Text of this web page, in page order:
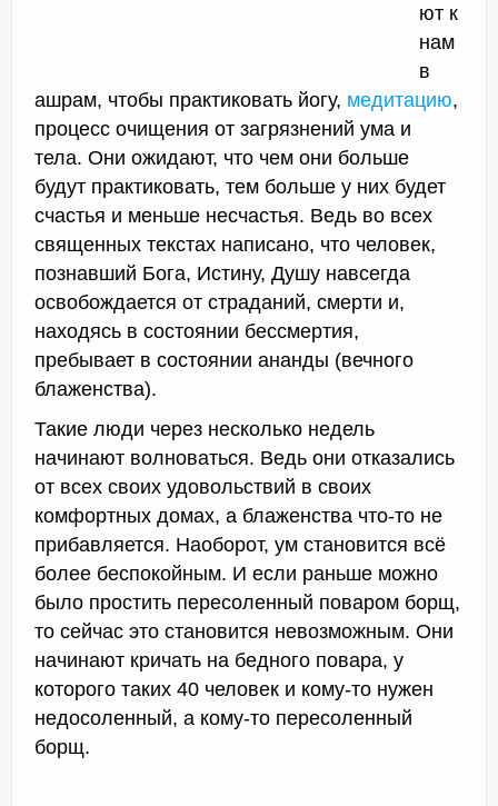
ют к
нам
в
ашрам, чтобы практиковать йогу, медитацию,
процесс очищения от загрязнений ума и
тела. Они ожидают, что чем они больше
будут практиковать, тем больше у них будет
счастья и меньше несчастья. Ведь во всех
священных текстах написано, что человек,
познавший Бога, Истину, Душу навсегда
освобождается от страданий, смерти и,
находясь в состоянии бессмертия,
пребывает в состоянии ананды (вечного
блаженства).
Такие люди через несколько недель
начинают волноваться. Ведь они отказались
от всех своих удовольствий в своих
комфортных домах, а блаженства что-то не
прибавляется. Наоборот, ум становится всё
более беспокойным. И если раньше можно
было простить пересоленный поваром борщ,
то сейчас это становится невозможным. Они
начинают кричать на бедного повара, у
которого таких 40 человек и кому-то нужен
недосоленный, а кому-то пересоленный
борщ.